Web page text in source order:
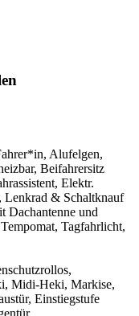
Alufelgen,
Beifahrersitz
Elektr.
Lenkrad & Schaltknauf
Dachantenne und
Tagfahrlicht,
Midi-Heki, Markise,
Einstiegstufe